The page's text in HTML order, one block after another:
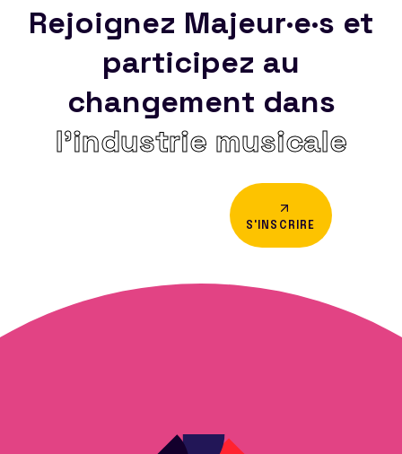
Rejoignez Majeur·e·s et
participez au
changement dans
l’industrie musicale
S'INSCRIRE